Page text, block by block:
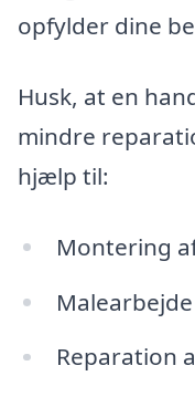
opfylder dine
Husk, at en
mindre
hjælp til:
Montering
Malearbejde
Reparation